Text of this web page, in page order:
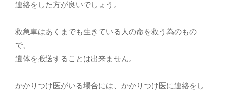
連絡をした方が良いでしょう。
救急車はあくまでも生きている人の命を救う為のもの
で、
遺体を搬送することは出来ません。
かかりつけ医がいる場合には、かかりつけ医に連絡をし